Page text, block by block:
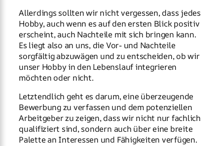
Allerdings sollten wir nicht vergessen, dass jedes
Hobby, auch wenn es auf den ersten Blick positiv
erscheint, auch Nachteile mit sich bringen kann.
Es liegt also an uns, die Vor- und Nachteile
sorgfältig abzuwägen und zu entscheiden, ob wir
unser Hobby in den Lebenslauf integrieren
möchten oder nicht.
Letztendlich geht es darum, eine überzeugende
Bewerbung zu verfassen und dem potenziellen
Arbeitgeber zu zeigen, dass wir nicht nur fachlich
qualifiziert sind, sondern auch über eine breite
Palette an Interessen und Fähigkeiten verfügen.